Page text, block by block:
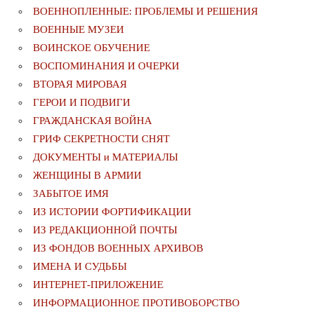
ВОЕННОПЛЕННЫЕ: ПРОБЛЕМЫ И РЕШЕНИЯ
ВОЕННЫЕ МУЗЕИ
ВОИНСКОЕ ОБУЧЕНИЕ
ВОСПОМИНАНИЯ И ОЧЕРКИ
ВТОРАЯ МИРОВАЯ
ГЕРОИ И ПОДВИГИ
ГРАЖДАНСКАЯ ВОЙНА
ГРИФ СЕКРЕТНОСТИ СНЯТ
ДОКУМЕНТЫ и МАТЕРИАЛЫ
ЖЕНЩИНЫ В АРМИИ
ЗАБЫТОЕ ИМЯ
ИЗ ИСТОРИИ ФОРТИФИКАЦИИ
ИЗ РЕДАКЦИОННОЙ ПОЧТЫ
ИЗ ФОНДОВ ВОЕННЫХ АРХИВОВ
ИМЕНА И СУДЬБЫ
ИНТЕРНЕТ-ПРИЛОЖЕНИЕ
ИНФОРМАЦИОННОЕ ПРОТИВОБОРСТВО